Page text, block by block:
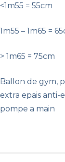
<1m55 = 55cm
1m55 – 1m65 =
> 1m65 = 75cm
Ballon de gym,
extra epais
pompe a main